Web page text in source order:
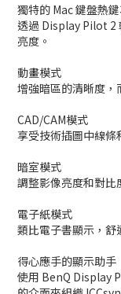
獨特的 Mac 鍵盤熱
透過 Display Pilot 2
亮度。
動畫模式
增強暗區的清晰度，
CAD/CAM模式
享受技術插圖中線條
暗室模式
調整影像亮度和對比
電子紙模式
類比電子書顯示，舒
得心應手的顯示助手
使用 BenQ Display